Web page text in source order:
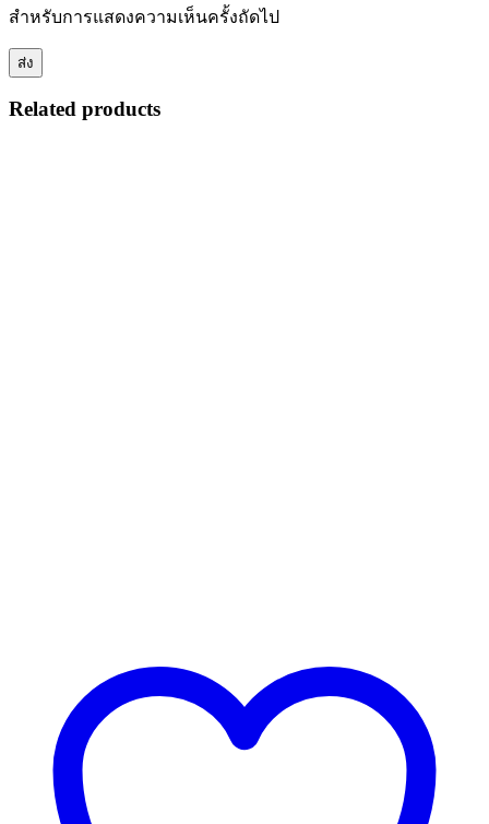
สำหรับการแสดงความเห็นครั้งถัดไป
Related products